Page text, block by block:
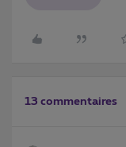
13 commentaires